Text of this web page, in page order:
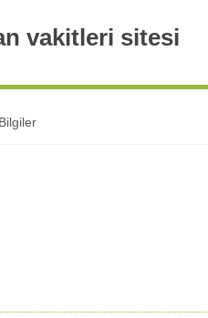
vakitleri sitesi